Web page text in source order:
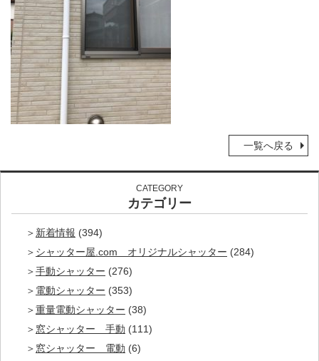
一覧へ戻る
CATEGORY
カテゴリー
新着情報 (394)
シャッター屋.com オリジナルシャッター (284)
手動シャッター (276)
電動シャッター (353)
重量電動シャッター (38)
窓シャッター 手動 (111)
窓シャッター 電動 (6)